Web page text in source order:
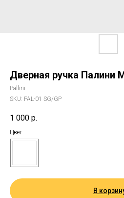
Дверная ручка Палини
Pallini
SKU: PAL-01 SG/GP
1 000 р.
Цвет
В